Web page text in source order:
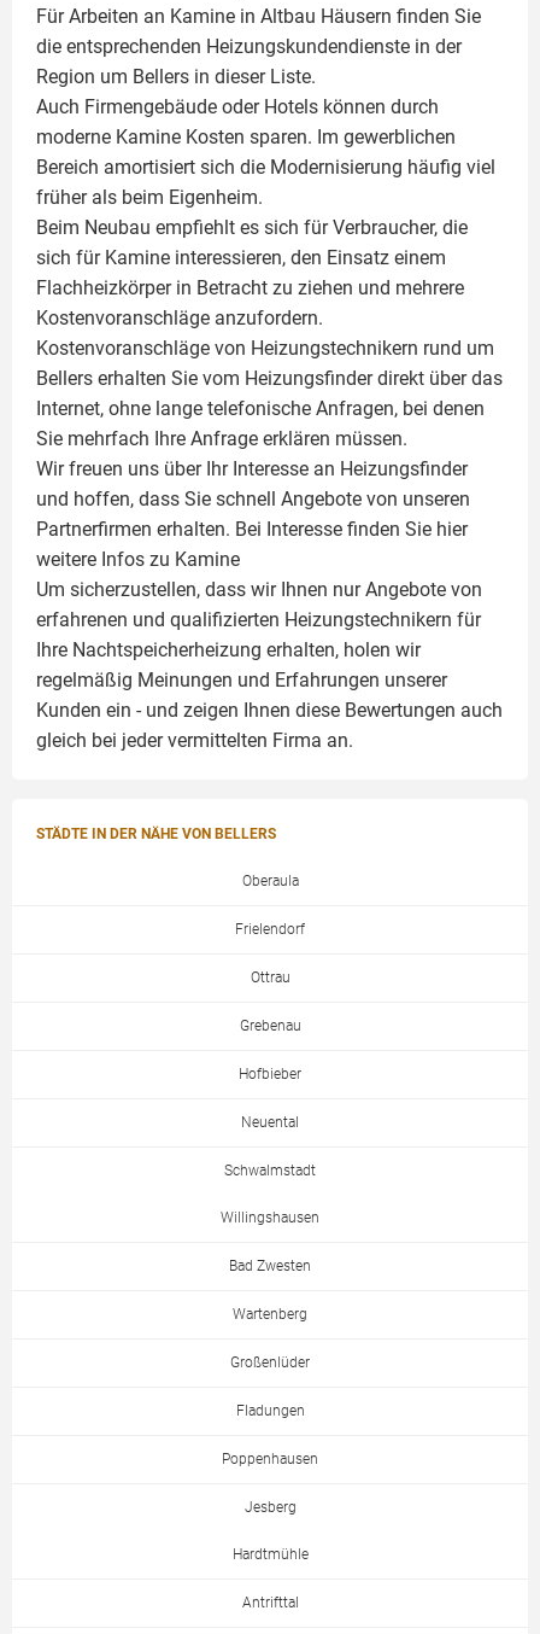
Für Arbeiten an Kamine in Altbau Häusern finden Sie
die entsprechenden Heizungskundendienste in der
Region um Bellers in dieser Liste.
Auch Firmengebäude oder Hotels können durch
moderne Kamine Kosten sparen. Im gewerblichen
Bereich amortisiert sich die Modernisierung häufig viel
früher als beim Eigenheim.
Beim Neubau empfiehlt es sich für Verbraucher, die
sich für Kamine interessieren, den Einsatz einem
Flachheizkörperin Betracht zu ziehen und mehrere
Kostenvoranschläge anzufordern.
Kostenvoranschläge von Heizungstechnikern rund um
Bellers erhalten Sie vom Heizungsfinder direkt über das
Internet, ohne lange telefonische Anfragen, bei denen
Sie mehrfach Ihre Anfrage erklären müssen.
Wir freuen uns über Ihr Interesse an Heizungsfinder
und hoffen, dass Sie schnell Angebote von unseren
Partnerfirmen erhalten. Bei Interesse finden Sie hier
weitere Infos zu Kamine
Um sicherzustellen, dass wir Ihnen nur Angebote von
erfahrenen und qualifizierten Heizungstechnikern für
Ihre Nachtspeicherheizung erhalten, holen wir
regelmäßig Meinungen und Erfahrungen unserer
Kunden ein - und zeigen Ihnen diese Bewertungen auch
gleich bei jeder vermittelten Firma an.
STÄDTE IN DER NÄHE VON BELLERS
Oberaula
Frielendorf
Ottrau
Grebenau
Hofbieber
Neuental
Schwalmstadt
Willingshausen
Bad Zwesten
Wartenberg
Großenlüder
Fladungen
Poppenhausen
Jesberg
Hardtmühle
Antrifttal